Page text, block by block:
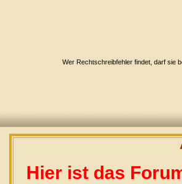
Wer Rechtschreibfehler findet, darf sie
Hier ist das